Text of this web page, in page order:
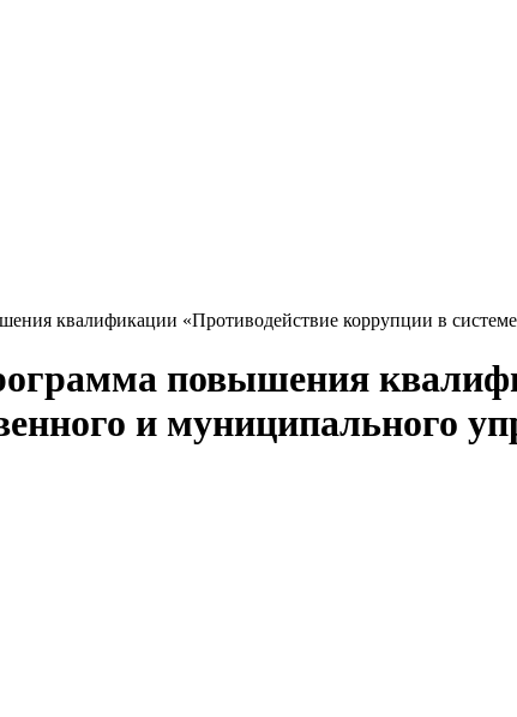
квалификации «Противодействие коррупции в системе
повышения
и муниципального